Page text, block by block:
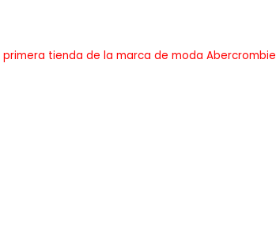
primera tienda de la marca de moda Abercrombie